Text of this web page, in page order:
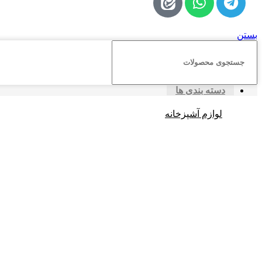
بستن
دسته بندی ها
لوازم آشپزخانه